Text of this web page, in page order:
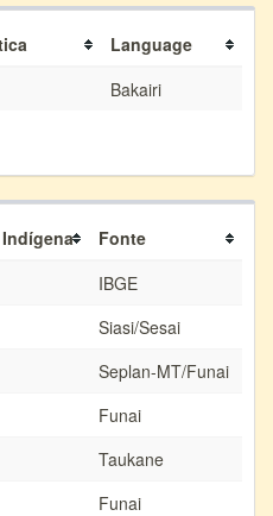
Language
Bakairi
Fonte
IBGE
Siasi/Sesai
Seplan-MT/Funai
Funai
Taukane
Funai